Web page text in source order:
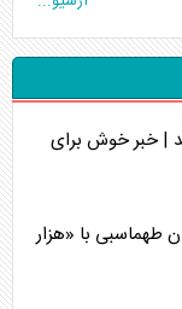
غرب
حقوق فروردین ۱۴۰۵ آغاز شد | خبر خوش برای
طهماسبی با «هزار